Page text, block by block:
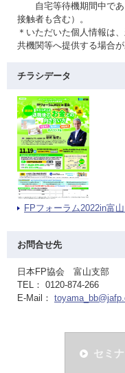
自宅等待機期間中であ
接触者も含む）。
＊いただいた個人情報は
共機関等へ提供する場合が
チラシデータ
FPフォーラム2022in富
お問合せ先
日本FP協会 富山支部
TEL： 0120-874-266
E-Mail：
セミ